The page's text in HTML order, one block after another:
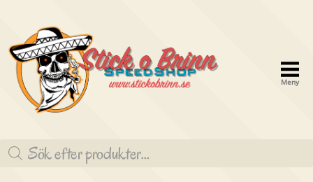
brinn
Meny
Produktsökning